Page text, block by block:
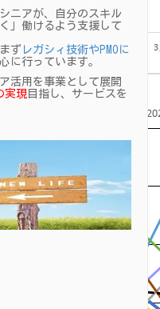
ニアが、自分のスキル
」働けるよう支援して
ず レガシィ技術やPMOに
に行っています。
活用を事業として展開
実現 目指し、サービスを